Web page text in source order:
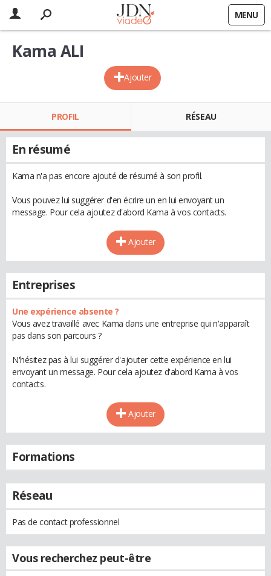
MENU
Ajouter
Kama ALI
PROFIL RÉSEAU
En résumé
Kama n'a pas encore ajouté de résumé à son profil.
Vous pouvez lui suggérer d'en écrire un en lui envoyant un
message. Pour cela ajoutez d'abord Kama à vos contacts.
Ajouter
Entreprises
Une expérience absente ?
Vous avez travaillé avec Kama dans une entreprise qui n'apparaît
pas dans son parcours ?
N'hésitez pas à lui suggérer d'ajouter cette expérience en lui
envoyant un message. Pour cela ajoutez d'abord Kama à vos
contacts.
Ajouter
Formations
Réseau
Pas de contact professionnel
Vous recherchez peut-être